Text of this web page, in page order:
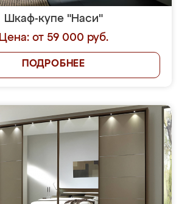
Шкаф-купе "Наси"
Цена: от 59 000 руб.
ПОДРОБНЕЕ